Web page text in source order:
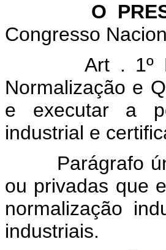
O
Congresso
Art . 1º
Normalização e
e executar a
industrial e
Parágrafo
ou privadas que
normalização
industriais.